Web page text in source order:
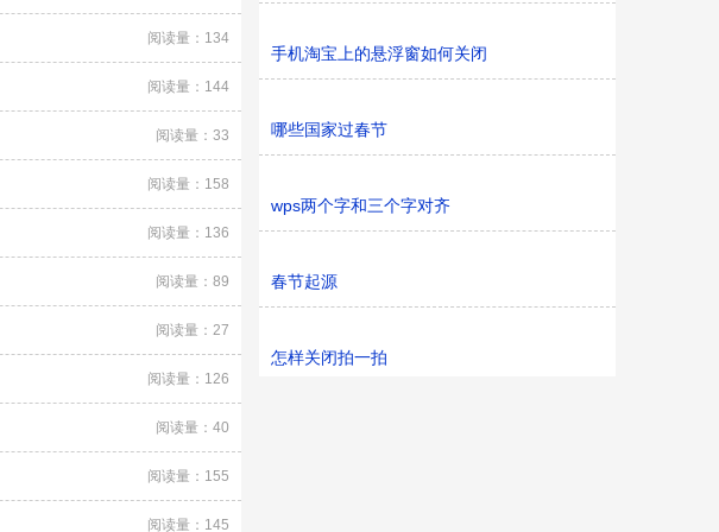
阅读量：134
阅读量：144
阅读量：33
阅读量：158
阅读量：136
阅读量：89
阅读量：27
阅读量：126
阅读量：40
阅读量：155
阅读量：145
手机淘宝上的悬浮窗如何关闭
哪些国家过春节
wps两个字和三个字对齐
春节起源
怎样关闭拍一拍